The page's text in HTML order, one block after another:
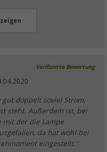
Verifizierte Bewertung
doppelt soviel Strom,
steht. Außerdem ist, bei
mit der die Lampe
da hat wohl bei
eingestellt."